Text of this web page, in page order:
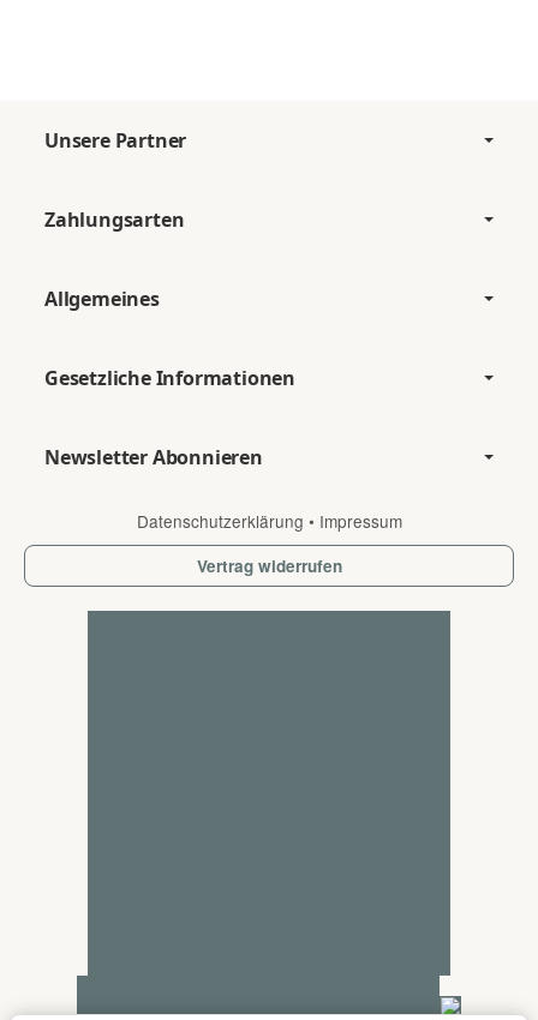
Unsere Partner
Zahlungsarten
Allgemeines
Gesetzliche Informationen
Newsletter Abonnieren
Datenschutzerklärung • Impressum
Vertrag widerrufen